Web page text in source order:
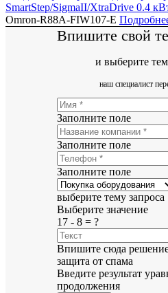
SmartStep/SigmaII/XtraDrive 0.4
Omron-R88A-FIW107-E
Впишите свой
и выберите
наш специалист
Заполните поле
Заполните поле
Заполните поле
выберите тему запроса
Выберите значение
17 - 8 = ?
Впишите сюда
защита от спама
Введите результат
продолжения